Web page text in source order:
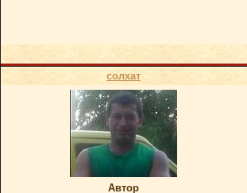
солхат
Автор